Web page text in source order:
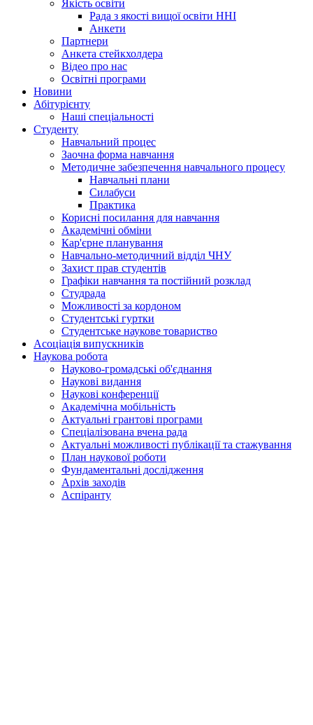
Якість освіти
Рада з якості вищої освіти ННІ
Анкети
Партнери
Анкета стейкхолдера
Відео про нас
Освітні програми
Hовини
Абітурієнту
Наші спеціальності
Студенту
Навчальний процес
Заочна форма навчання
Методичне забезпечення навчального процесу
Навчальні плани
Силабуси
Практика
Корисні посилання для навчання
Академічні обміни
Кар'єрне планування
Навчально-методичний відділ ЧНУ
Захист прав студентів
Графіки навчання та постійний розклад
Студрада
Можливості за кордоном
Студентські гуртки
Студентське наукове товариство
Асоціація випускників
Наукова робота
Науково-громадські об'єднання
Наукові видання
Наукові конференції
Академічна мобільність
Актуальні грантові програми
Спеціалізована вчена рада
Актуальні можливості публікації та стажування
План наукової роботи
Фундаментальні дослідження
Архів заходів
Аспіранту